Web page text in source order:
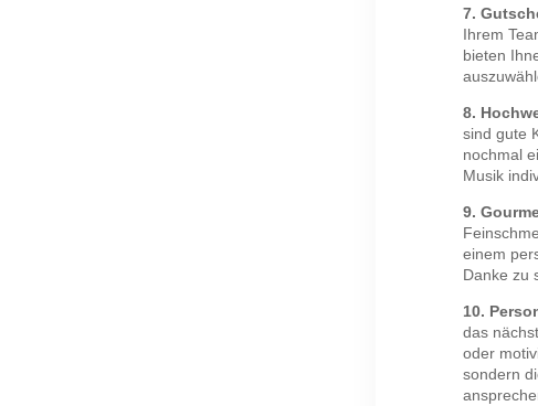
7.
Ihrem
bieten
8.
sind gute
nochmal
Musik
9.
einem
Danke zu
10.
das
oder
sondern